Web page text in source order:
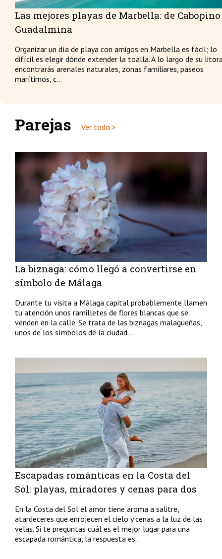
Las mejores playas de Marbella: de
Guadalmina
Organizar un día de playa con amigos en Marbella es fácil; lo
difícil es elegir dónde extender la toalla. A lo largo de su
encontrarás arenales naturales, zonas familiares, paseos
marítimos, c...
Parejas Ver todo >
La biznaga: cómo llegó a convertirse en
símbolo de Málaga
Durante tu visita a Málaga capital probablemente llamen
tu atención unos ramilletes de flores blancas que se
venden en la calle. Se trata de las biznagas malagueñas,
unos de los símbolos de la ciudad....
Escapadas románticas en la Costa del
Sol: playas, miradores y cenas para dos
En la Costa del Sol el amor tiene aroma a salitre,
atardeceres que enrojecen el cielo y cenas a la luz de las
velas. Si te preguntas cuál es el mejor lugar para una
escapada romántica, la respuesta es...